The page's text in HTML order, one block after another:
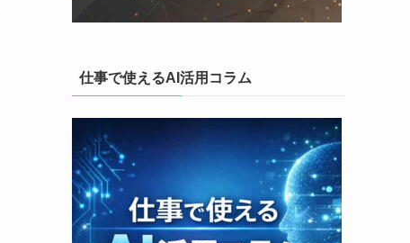
仕事で使えるAI活用コラム